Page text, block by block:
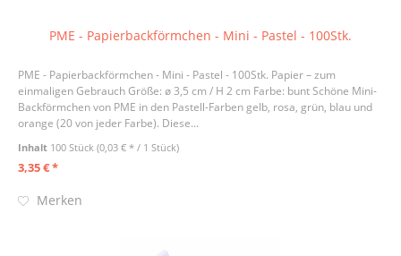
PME - Papierbackförmchen - Mini - Pastel - 100Stk.
PME - Papierbackförmchen - Mini - Pastel - 100Stk. Papier – zum
einmaligen Gebrauch Größe: ø 3,5 cm / H 2 cm Farbe: bunt Schöne Mini-
Backförmchen von PME in den Pastell-Farben gelb, rosa, grün, blau und
orange (20 von jeder Farbe). Diese...
Inhalt 100 Stück(0,03 € * / 1 Stück)
3,35 € *
Merken